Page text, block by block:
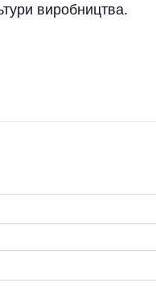
виробництва.